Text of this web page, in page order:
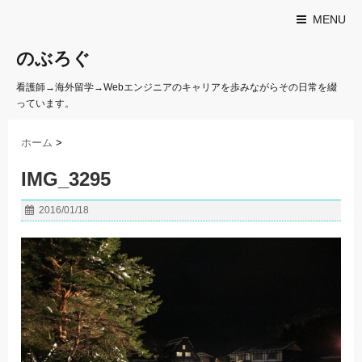
MENU
のぶろぐ
看護師→海外留学→Webエンジニアのキャリアを歩みながらその日常を綴
っています。
ホーム >
IMG_3295
2016/01/18